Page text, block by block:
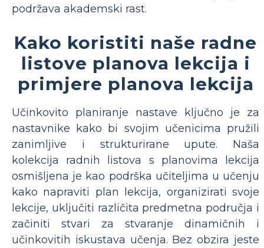
podržava akademski rast.
Kako koristiti naše radne
listove planova lekcija i
primjere planova lekcija
Učinkovito planiranje nastave ključno je za
nastavnike kako bi svojim učenicima pružili
zanimljive i strukturirane upute. Naša
kolekcija radnih listova s ​​planovima lekcija
osmišljena je kao podrška učiteljima u učenju
kako napraviti plan lekcija, organizirati svoje
lekcije, uključiti različita predmetna područja i
začiniti stvari za stvaranje dinamičnih i
učinkovitih iskustava učenja. Bez obzira jeste